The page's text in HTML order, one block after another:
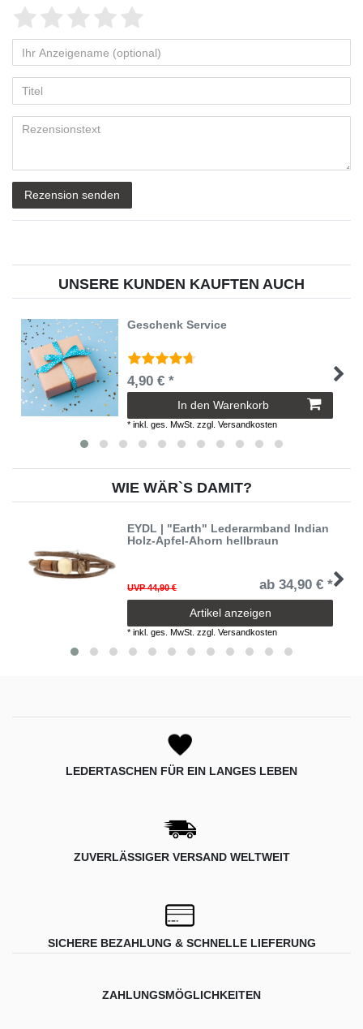
Bewertungssterne
von
5
Bewertungssternen
4
von
5
Bewertungssternen
3
von
5
Bewertungssternen
2
von
5
Bewertungssternen
1
von
5
Bewertungssternen
Anzeigename
(optional)
Rezension senden
UNSERE KUNDEN KAUFTEN AUCH
Geschenk Service
4,90 € *
In den Warenkorb
*inkl. ges. MwSt. zzgl.Versandkosten
WIE WÄR`S DAMIT?
EYDL | "Earth" Lederarmband Indian
Holz-Apfel-Ahorn hellbraun
UVP 44,90 € ab 34,90 € *
Artikel anzeigen
*inkl. ges. MwSt. zzgl.Versandkosten
LEDERTASCHEN FÜR EIN LANGES LEBEN
ZUVERLÄSSIGER VERSAND WELTWEIT
SICHERE BEZAHLUNG & SCHNELLE LIEFERUNG
ZAHLUNGSMÖGLICHKEITEN